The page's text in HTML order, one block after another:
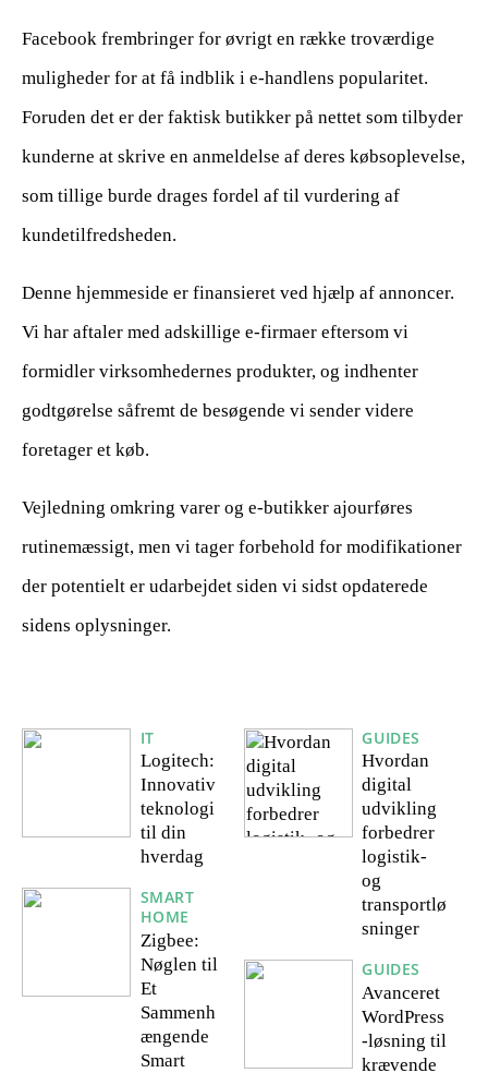
Facebook frembringer for øvrigt en række troværdige
muligheder for at få indblik i e-handlens popularitet.
Foruden det er der faktisk butikker på nettet som tilbyder
kunderne at skrive en anmeldelse af deres købsoplevelse,
som tillige burde drages fordel af til vurdering af
kundetilfredsheden.
Denne hjemmeside er finansieret ved hjælp af annoncer.
Vi har aftaler med adskillige e-firmaer eftersom vi
formidler virksomhedernes produkter, og indhenter
godtgørelse såfremt de besøgende vi sender videre
foretager et køb.
Vejledning omkring varer og e-butikker ajourføres
rutinemæssigt, men vi tager forbehold for modifikationer
der potentielt er udarbejdet siden vi sidst opdaterede
sidens oplysninger.
IT
Logitech:
Innovativ
teknologi
til din
hverdag
SMART
HOME
Zigbee:
Nøglen til
Et
Sammenh
ængende
Smart
GUIDES
Hvordan
digital
udvikling
forbedrer
logistik-
og
transportlø
sninger
GUIDES
Avanceret
WordPress
-løsning til
krævende